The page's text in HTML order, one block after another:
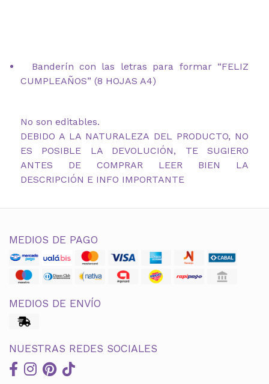
Banderín con las letras para formar “FELIZ
CUMPLEAÑOS” (8 HOJAS A4)
No son editables.
DEBIDO A LA NATURALEZA DEL PRODUCTO, NO
ES POSIBLE LA DEVOLUCIÓN, TE SUGIERO
ANTES DE COMPRAR LEER BIEN LA
DESCRIPCIÓN E INFO IMPORTANTE
MEDIOS DE PAGO
MEDIOS DE ENVÍO
NUESTRAS REDES SOCIALES